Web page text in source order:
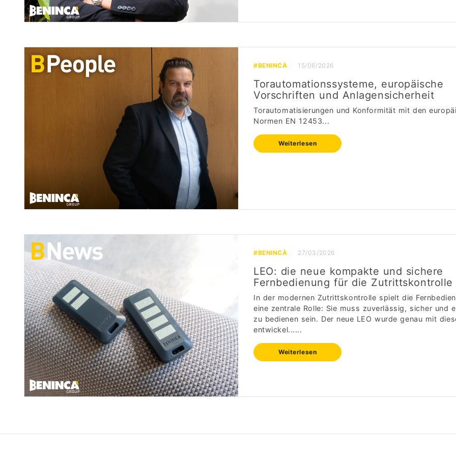
#BENINCÀ 15/06/2026
Torautomationssysteme, europäische
Vorschriften und Anlagensicherheit
Torautomatisierungen und Konformität mit den
Normen EN 12453...
Weiterlesen
#BENINCÀ 27/03/2026
LEO: die neue kompakte und sichere
Fernbedienung für die Zutrittskontrolle
In der modernen Zutrittskontrolle spielt die
eine zentrale Rolle: Sie muss zuverlässig, sicher und
zu bedienen sein. Der neue LEO wurde genau mit
entwickel......
Weiterlesen